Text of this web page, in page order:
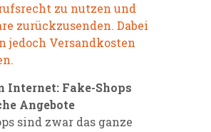
zu nutzen und
zurückzusenden. Dabei
jedoch Versandkosten
Internet: Fake-Shops
Angebote
sind zwar das ganze